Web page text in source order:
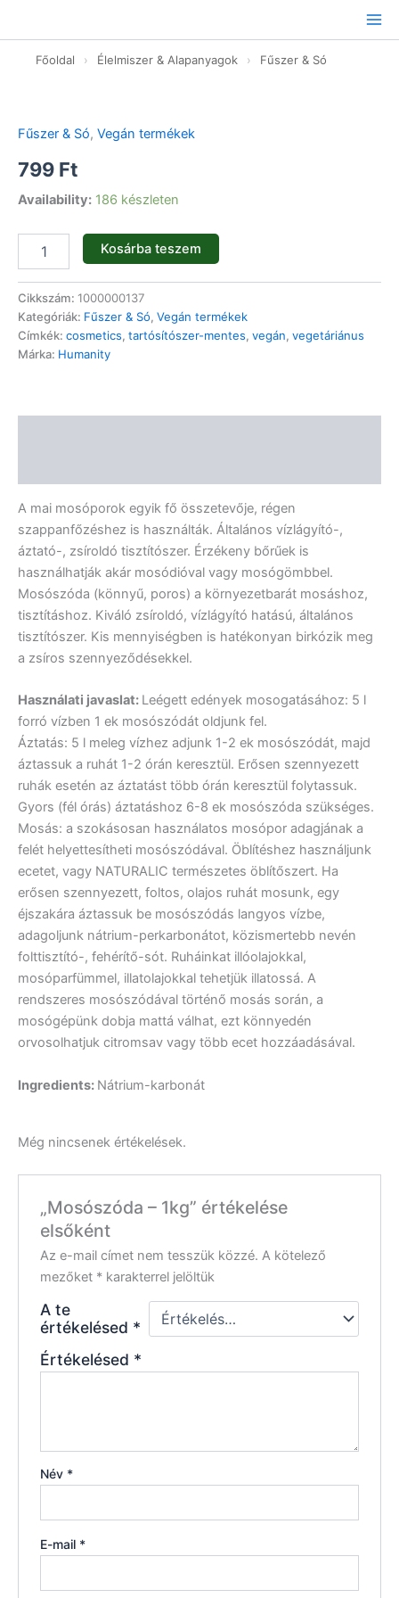
tartalomhoz
Főoldal › Élelmiszer & Alapanyagok › Fűszer & Só
Fűszer & Só, Vegán termékek
799 Ft
Availability: 186 készleten
mennyiség
Kosárba teszem
Cikkszám: 1000000137
Kategóriák: Fűszer & Só, Vegán termékek
Címkék: cosmetics, tartósítószer-mentes, vegán, vegetáriánus
Márka: Humanity
A mai mosóporok egyik fő összetevője, régen
szappanfőzéshez is használták. Általános vízlágyító-,
áztató-, zsíroldó tisztítószer. Érzékeny bőrűek is
használhatják akár mosódióval vagy mosógömbbel.
Mosószóda (könnyű, poros) a környezetbarát mosáshoz,
tisztításhoz. Kiváló zsíroldó, vízlágyító hatású, általános
tisztítószer. Kis mennyiségben is hatékonyan birkózik meg
a zsíros szennyeződésekkel.
Használati javaslat: Leégett edények mosogatásához: 5 l
forró vízben 1 ek mosószódát oldjunk fel.
Áztatás: 5 l meleg vízhez adjunk 1-2 ek mosószódát, majd
áztassuk a ruhát 1-2 órán keresztül. Erősen szennyezett
ruhák esetén az áztatást több órán keresztül folytassuk.
Gyors (fél órás) áztatáshoz 6-8 ek mosószóda szükséges.
Mosás: a szokásosan használatos mosópor adagjának a
felét helyettesítheti mosószódával. Öblítéshez használjunk
ecetet, vagy NATURALIC természetes öblítőszert. Ha
erősen szennyezett, foltos, olajos ruhát mosunk, egy
éjszakára áztassuk be mosószódás langyos vízbe,
adagoljunk nátrium-perkarbonátot, közismertebb nevén
folttisztító-, fehérítő-sót. Ruháinkat illóolajokkal,
mosóparfümmel, illatolajokkal tehetjük illatossá. A
rendszeres mosószódával történő mosás során, a
mosógépünk dobja mattá válhat, ezt könnyedén
orvosolhatjuk citromsav vagy több ecet hozzáadásával.
Ingredients: Nátrium-karbonát
Még nincsenek értékelések.
„Mosószóda – 1kg” értékelése
elsőként
Az e-mail címet nem tesszük közzé. A kötelező
mezőket * karakterrel jelöltük
A te
értékelésed *
Értékelésed *
Név *
E-mail *